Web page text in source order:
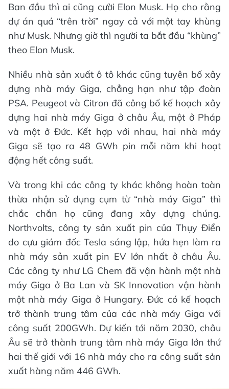
Ban đầu thì ai cũng cười Elon Musk. Họ cho rằng
dự án quá “trên trời” ngay cả với một tay khùng
như Musk. Nhưng giờ thì người ta bắt đầu “khùng”
theo Elon Musk.
Nhiều nhà sản xuất ô tô khác cũng tuyên bố xây
dựng nhà máy Giga, chẳng hạn như tập đoàn
PSA. Peugeot và Citron đã công bố kế hoạch xây
dựng hai nhà máy Giga ở châu Âu, một ở Pháp
và một ở Đức. Kết hợp với nhau, hai nhà máy
Giga sẽ tạo ra 48 GWh pin mỗi năm khi hoạt
động hết công suất.
Và trong khi các công ty khác không hoàn toàn
thừa nhận sử dụng cụm từ “nhà máy Giga” thì
chắc chắn họ cũng đang xây dựng chúng.
Northvolts, công ty sản xuất pin của Thụy Điển
do cựu giám đốc Tesla sáng lập, hứa hẹn làm ra
nhà máy sản xuất pin EV lớn nhất ở châu Âu.
Các công ty như LG Chem đã vận hành một nhà
máy Giga ở Ba Lan và SK Innovation vận hành
một nhà máy Giga ở Hungary. Đức có kế hoạch
trở thành trung tâm của các nhà máy Giga với
công suất 200GWh. Dự kiến tới năm 2030, châu
Âu sẽ trở thành trung tâm nhà máy Giga lớn thứ
hai thế giới với 16 nhà máy cho ra công suất sản
xuất hàng năm 446 GWh.